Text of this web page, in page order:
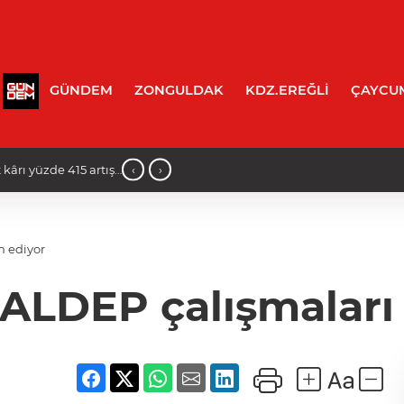
GÜNDEM ZONGULDAK KDZ.EREĞLİ
23:15 - Rasim Muslu Hayatını Kaybetti
‹ ›
ediyor